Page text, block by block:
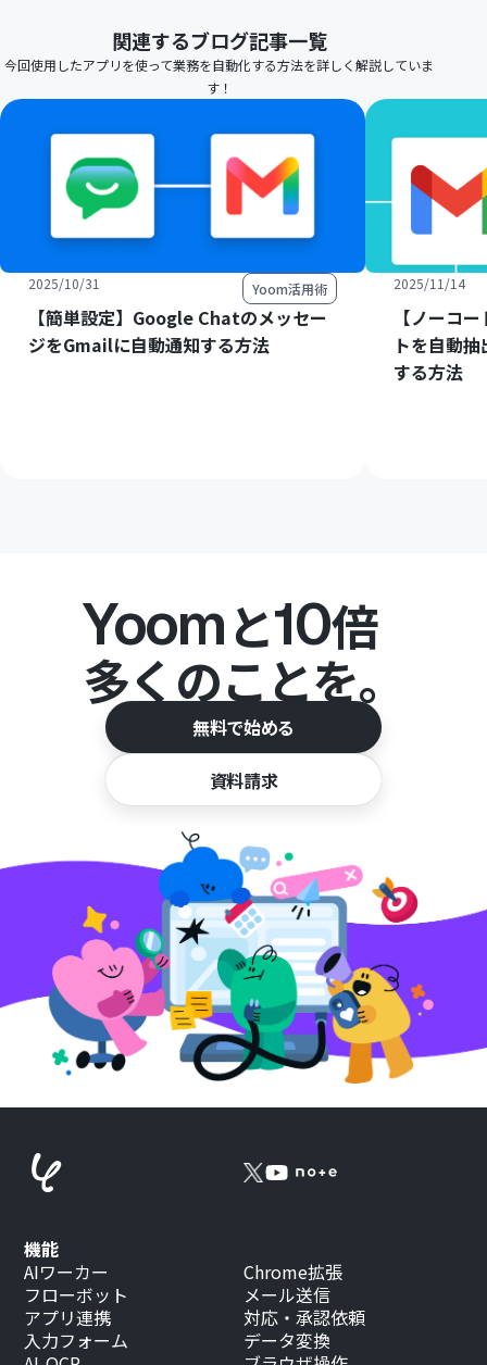
関連するブログ記事一覧
今回使用したアプリを使って業務を自動化する方法を詳しく解説していま
す！
2025/10/31 Yoom活用術
【簡単設定】Google Chatのメッセー
ジをGmailに自動通知する方法
2025/11/14
【ノーコ
トを自動
する方法
Yoomと10倍
多くのことを。
無料で始める
資料請求
機能
AIワーカー
フローボット
アプリ連携
入力フォーム
Chrome拡張
メール送信
対応・承認依頼
データ変換